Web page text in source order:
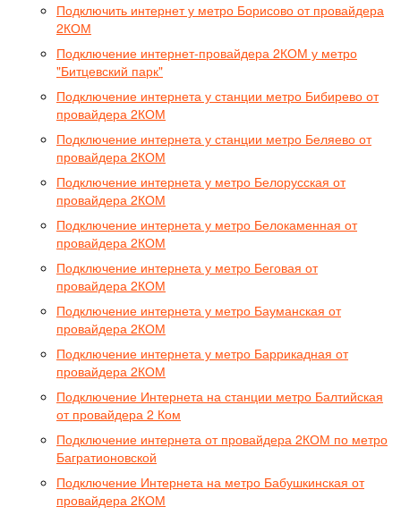
Подключить интернет у метро Борисово от провайдера
2КОМ
Подключение интернет-провайдера 2КОМ у метро
"Битцевский парк"
Подключение интернета у станции метро Бибирево от
провайдера 2КОМ
Подключение интернета у станции метро Беляево от
провайдера 2КОМ
Подключение интернета у метро Белорусская от
провайдера 2КОМ
Подключение интернета у метро Белокаменная от
провайдера 2КОМ
Подключение интернета у метро Беговая от
провайдера 2КОМ
Подключение интернета у метро Бауманская от
провайдера 2КОМ
Подключение интернета у метро Баррикадная от
провайдера 2КОМ
Подключение Интернета на станции метро Балтийская
от провайдера 2 Ком
Подключение интернета от провайдера 2КОМ по метро
Багратионовской
Подключение Интернета на метро Бабушкинская от
провайдера 2КОМ